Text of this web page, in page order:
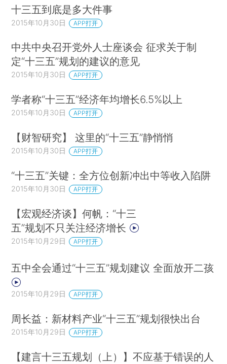
十三五到底是多大件事
2015年10月30日 APP打开
中共中央召开党外人士座谈会 征求关于制
定“十三五”规划的建议的意见
2015年10月30日 APP打开
学者称“十三五”经济年均增长6.5%以上
2015年10月30日 APP打开
【财智研究】 这里的“十三五”静悄悄
2015年10月30日 APP打开
“十三五”关键：全方位创新冲出中等收入陷阱
2015年10月30日 APP打开
【宏观经济谈】何帆：“十三
五”规划不只关注经济增长
2015年10月29日 APP打开
五中全会通过“十三五”规划建议 全面放开二孩
2015年10月29日 APP打开
周长益：新材料产业“十三五”规划很快出台
2015年10月29日 APP打开
【建言十三五规划（上）】不应基于错误的人